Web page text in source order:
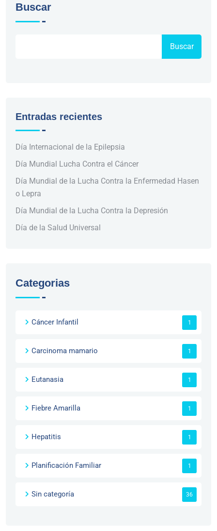
Buscar
Buscar
Entradas recientes
Día Internacional de la Epilepsia
Día Mundial Lucha Contra el Cáncer
Día Mundial de la Lucha Contra la Enfermedad Hasen
o Lepra
Día Mundial de la Lucha Contra la Depresión
Día de la Salud Universal
Categorias
Cáncer Infantil 1
Carcinoma mamario 1
Eutanasia 1
Fiebre Amarilla 1
Hepatitis 1
Planificación Familiar 1
Sin categoría 36